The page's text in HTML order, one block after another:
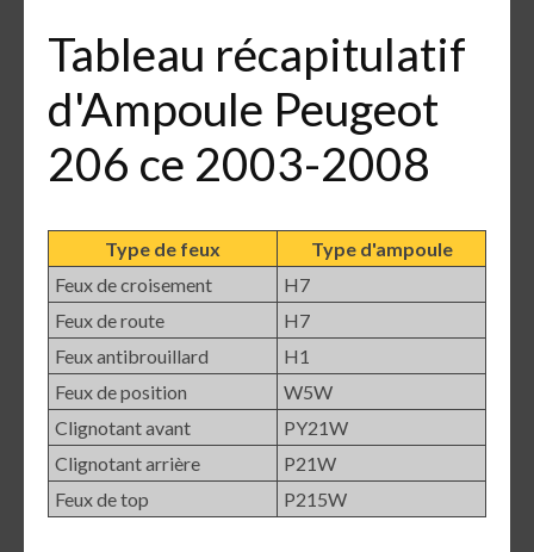
Tableau récapitulatif
d'Ampoule Peugeot
206 ce 2003-2008
Type de feux
Type d'ampoule
Feux de croisement
H7
Feux de route
H7
Feux antibrouillard
H1
Feux de position
W5W
Clignotant avant
PY21W
Clignotant arrière
P21W
Feux de top
P215W